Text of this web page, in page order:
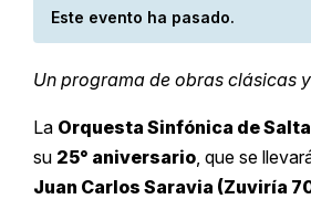
Este evento ha pasado.
Un programa de obras clásicas
La Orquesta Sinfónica de Salta
su 25° aniversario, que se
Juan Carlos Saravia (Zuviría